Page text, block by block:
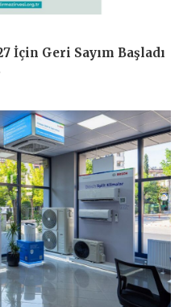
Geri Sayım Başladı